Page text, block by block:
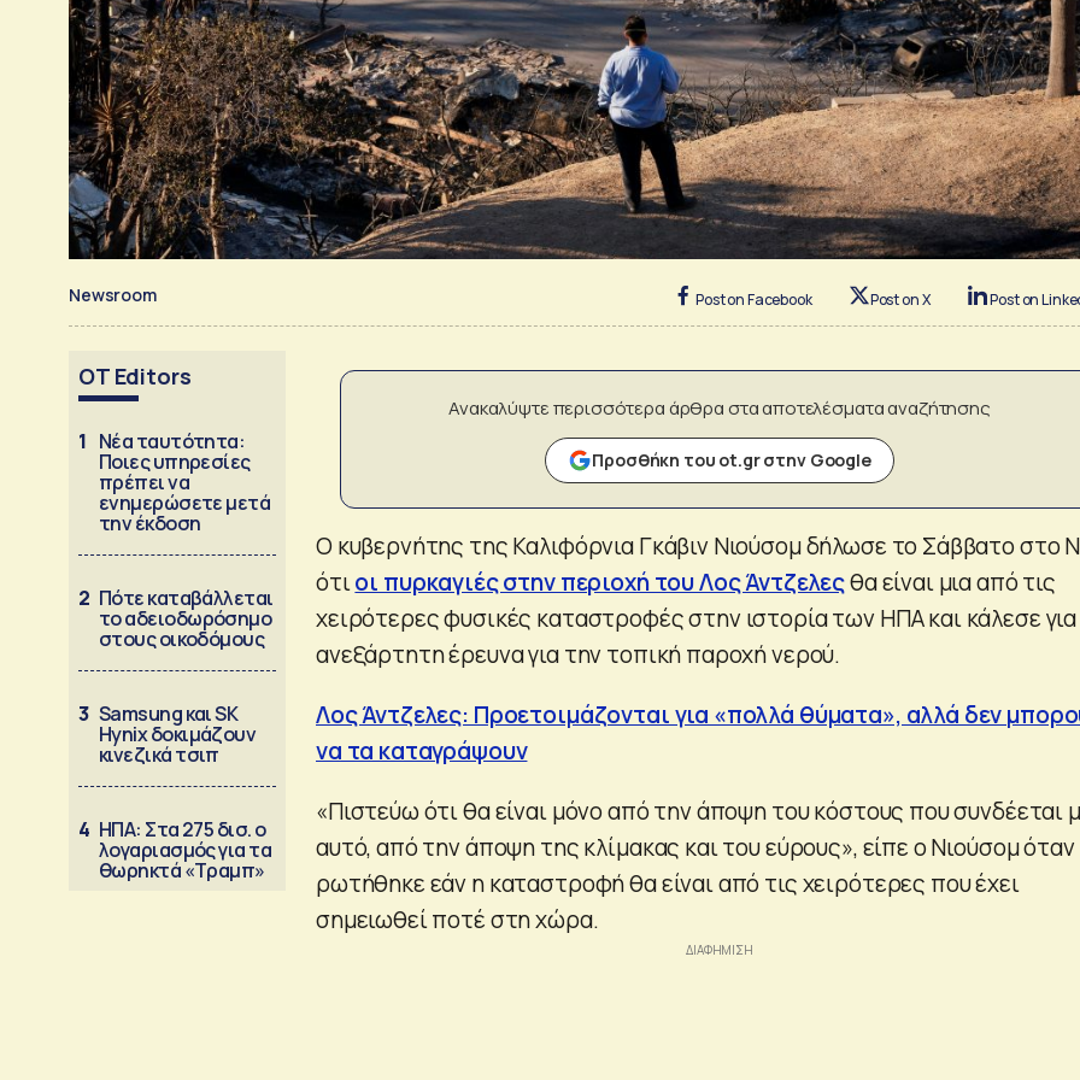
Newsroom Post on Facebook Post on X Post on
OT Editors
1 Νέα ταυτότητα:
Ποιες υπηρεσίες
πρέπει να
ενημερώσετε μετά
την έκδοση
2 Πότε καταβάλλεται
το αδειοδωρόσημο
στους οικοδόμους
3 Samsung και SK
Hynix δοκιμάζουν
κινεζικά τσιπ
4 ΗΠΑ: Στα 275 δισ. ο
λογαριασμός για τα
θωρηκτά «Τραμπ»
Ανακαλύψτε περισσότερα άρθρα στα αποτελέσματα αναζήτησης
Προσθήκη του ot.gr στην Google
Ο κυβερνήτης της Καλιφόρνια Γκάβιν Νιούσομ δήλωσε το Σάββατο στο
ότιοι πυρκαγιές στην περιοχή του Λος Άντζελεςθα είναι μια από τις
χειρότερες φυσικές καταστροφές στην ιστορία των ΗΠΑ και κάλεσε για
ανεξάρτητη έρευνα για την τοπική παροχή νερού.
Λος Άντζελες: Προετοιμάζονται για «πολλά θύματα», αλλά δεν
να τα καταγράψουν
«Πιστεύω ότι θα είναι μόνο από την άποψη του κόστους που συνδέεται
αυτό, από την άποψη της κλίμακας και του εύρους», είπε ο Νιούσομ όταν
ρωτήθηκε εάν η καταστροφή θα είναι από τις χειρότερες που έχει
σημειωθεί ποτέ στη χώρα.